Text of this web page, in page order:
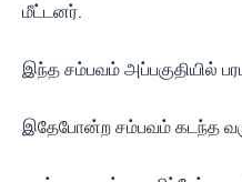
மீட்டனர்.
இந்த சம்பவம் அப்பகுதியில்
இதேபோன்ற சம்பவம் கடந்த